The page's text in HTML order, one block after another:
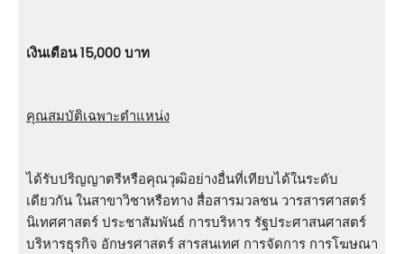
เงินเดือน 15,000 บาท
คุณสมบัติเฉพาะตำแหน่ง
ได้รับปริญญาตรีหรือคุณวุฒิอย่างอื่นที่เทียบได้ในระดับ
เดียวกัน ในสาขาวิชาหรือทาง สื่อสารมวลชน วารสารศาสตร์
นิเทศศาสตร์ ประชาสัมพันธ์ การบริหาร รัฐประศาสนศาสตร์
บริหารธุรกิจ อักษรศาสตร์ สารสนเทศ การจัดการ การโฆษณา